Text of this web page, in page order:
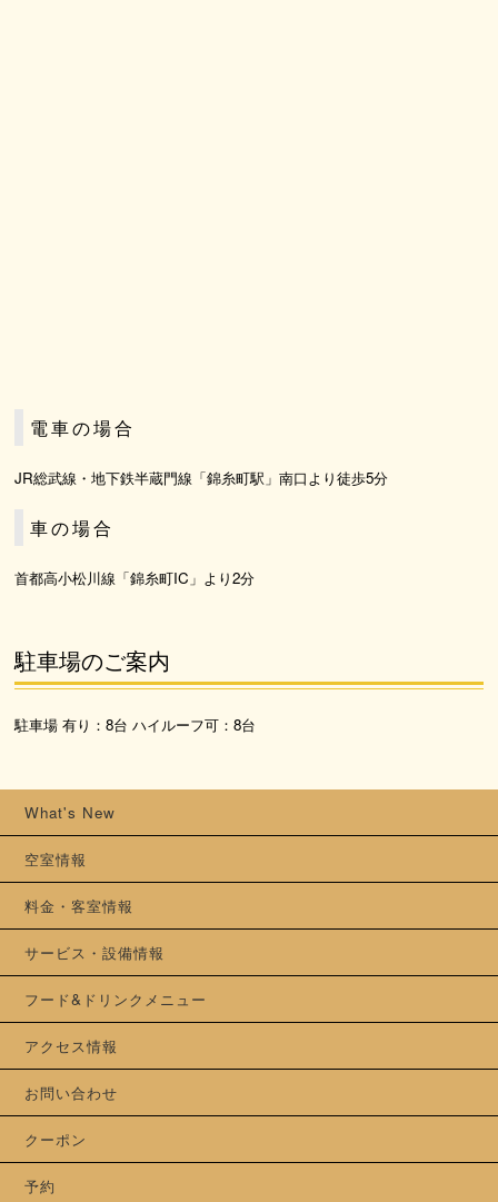
電車の場合
JR総武線・地下鉄半蔵門線「錦糸町駅」南口より徒歩5分
車の場合
首都高小松川線「錦糸町IC」より2分
駐車場のご案内
駐車場 有り：8台 ハイルーフ可：8台
What's New
空室情報
料金・客室情報
サービス・設備情報
フード&ドリンクメニュー
アクセス情報
お問い合わせ
クーポン
予約